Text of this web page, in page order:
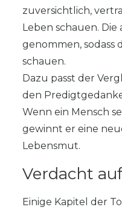
zuversichtlich,
Leben schauen.
genommen, sodass
schauen.
Dazu passt der
den
Wenn ein Mensch
gewinnt er eine
Lebensmut.
Verdacht
Einige Kapitel der